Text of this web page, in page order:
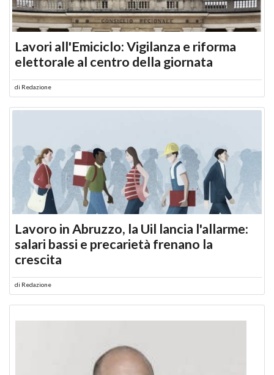
Lavori all'Emiciclo: Vigilanza e riforma
elettorale al centro della giornata
di Redazione
Lavoro in Abruzzo, la Uil lancia l'allarme:
salari bassi e precarietà frenano la
crescita
di Redazione